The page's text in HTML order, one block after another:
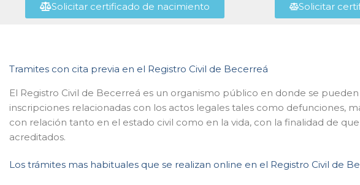
Solicitar certificado de nacimiento Solicitar
Tramites con cita previa en el Registro Civil de Becerreá
El Registro Civil de Becerreá es un organismo público en donde se
inscripciones relacionadas con los actos legales tales como defunciones,
con relación tanto en el estado civil como en la vida, con la finalidad de
acreditados.
Los trámites mas habituales que se realizan online en el Registro Civil de